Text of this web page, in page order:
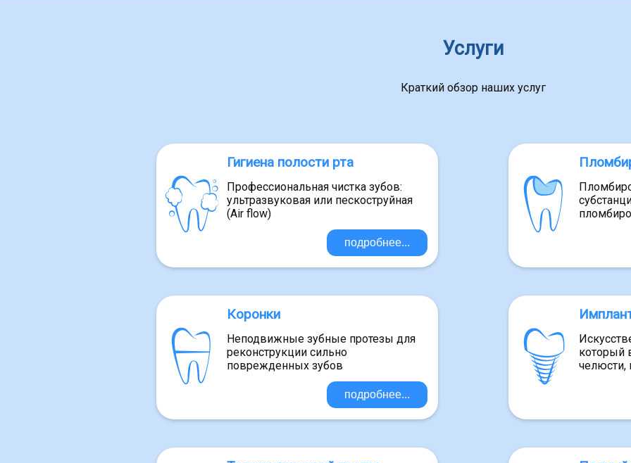
Услуги
Краткий обзор наших услуг
Гигиена полости рта
Профессиональная чистка зубов:
ультразвуковая или пескоструйная
(Air flow)
подробнее...
Коронки
Неподвижные зубные протезы для
реконструкции сильно
поврежденных зубов
подробнее...
который
челюсти,